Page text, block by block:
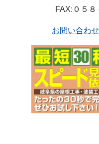
FAX:０５８
お問い合わ